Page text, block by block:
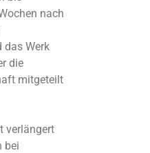
nach
das Werk
die
mitgeteilt
verlängert
bei